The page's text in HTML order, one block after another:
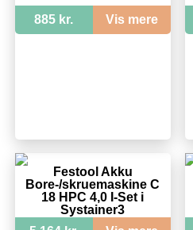
885 kr. Vis mere
Festool Akku
Bore-/skruemaskine C
18 HPC 4,0 I-Set i
Systainer3